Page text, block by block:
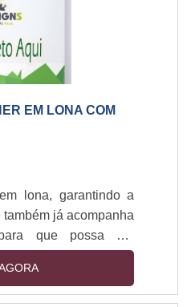
EM LONA COM
lona, garantindo a
já acompanha
que possa ser